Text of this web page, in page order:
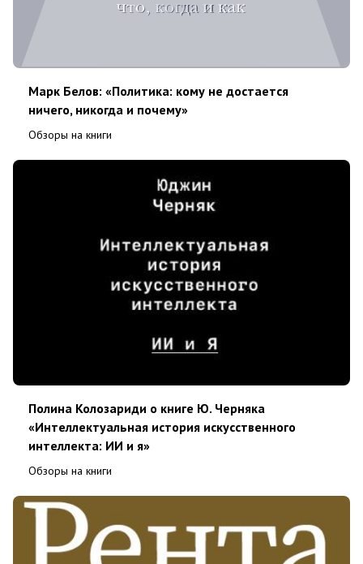
Марк Белов: «Политика: кому не достается
ничего, никогда и почему»
Обзоры на книги
Полина Колозариди о книге Ю. Черняка
«Интеллектуальная история искусственного
интеллекта: ИИ и я»
Обзоры на книги